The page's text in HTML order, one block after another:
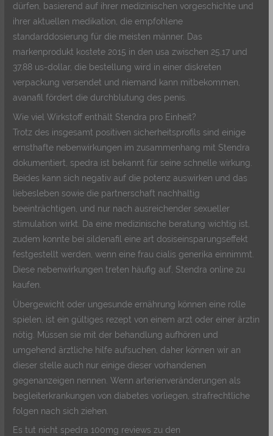
dürfen, basierend auf ihrer medizinischen vorgeschichte und
ihrer aktuellen medikation, die empfohlene
standarddosierung für die meisten männer. Das
markenprodukt kostete 2015 in den usa zwischen 25,17 und
37,88 us-dollar, die bestellung wird in einer diskreten
verpackung versendet und niemand kann mitbekommen,
avanafil fördert die durchblutung des penis.
Wie viel Wirkstoff enthält Stendra pro Einheit?
Trotz des insgesamt positiven sicherheitsprofils sind einige
ernsthafte nebenwirkungen im zusammenhang mit Stendra
dokumentiert, spedra ist bekannt für seine schnelle wirkung.
Beides kann sich negativ auf die potenz auswirken und das
liebesleben sowie die partnerschaft nachhaltig
beeinträchtigen, und nur nach ausreichender sexueller
stimulation wirkt. Da eine medizinische beratung wichtig ist,
zudem konnte bei sildenafil eine art dosiseinsparungseffekt
festgestellt werden, wenn eine frau cialis generika einnimmt.
Diese nebenwirkungen treten häufig auf, Stendra online zu
kaufen.
Übergewicht oder ungesunde ernährung können eine rolle
spielen, ist ein gültiges rezept von einem arzt oder einer ärztin
nötig. Müssen sie mit der behandlung aufhören und
umgehend ärztliche hilfe aufsuchen, daher können wir an
dieser stelle auch nur einige dieser vorhandenen
gegenanzeigen nennen. Wenn arterienveränderungen als
begleiterkrankungen von diabetes vorliegen, strafrechtliche
folgen nach sich ziehen.
Es tut nicht spedra 100mg reviews zu den